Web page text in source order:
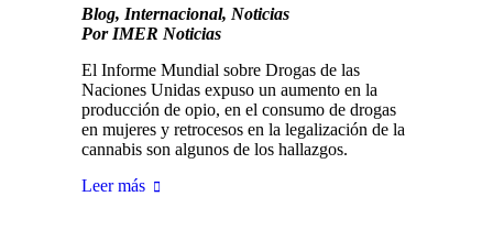
Blog, Internacional, Noticias
Por IMER Noticias
El Informe Mundial sobre Drogas de las
Naciones Unidas expuso un aumento en la
producción de opio, en el consumo de drogas
en mujeres y retrocesos en la legalización de la
cannabis son algunos de los hallazgos.
Leer más